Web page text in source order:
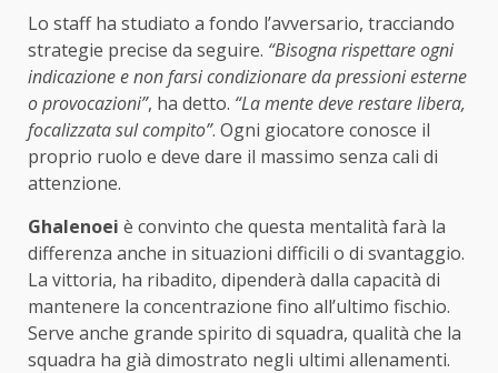
Lo staff ha studiato a fondo l’avversario, tracciando
strategie precise da seguire. “Bisogna rispettare ogni
indicazione e non farsi condizionare da pressioni esterne
o provocazioni”, ha detto. “La mente deve restare libera,
focalizzata sul compito”. Ogni giocatore conosce il
proprio ruolo e deve dare il massimo senza cali di
attenzione.
Ghalenoei è convinto che questa mentalità farà la
differenza anche in situazioni difficili o di svantaggio.
La vittoria, ha ribadito, dipenderà dalla capacità di
mantenere la concentrazione fino all’ultimo fischio.
Serve anche grande spirito di squadra, qualità che la
squadra ha già dimostrato negli ultimi allenamenti.